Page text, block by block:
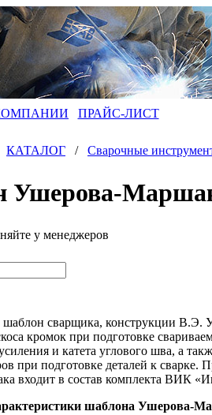
ПРАЙС-ЛИСТ
КАТАЛОГ / Сварочные
Ушерова-
у менеджеров
сварщика, конструкции В.Э.
кромок при подготовке
и катета углового шва, а
при подготовке деталей к
входит в состав комплекта ВИК
шаблона Ушерова-